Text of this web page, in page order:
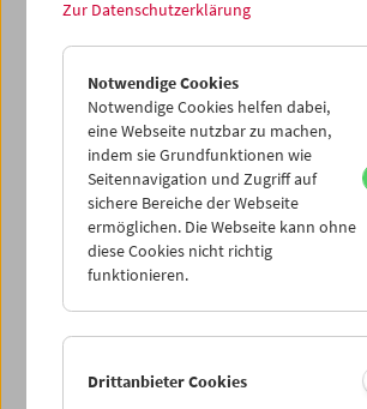
Mo 15.12.
Di 16.12.
Mi 17.12.
Do 18.12.
Sa 20.12.
Zur Datenschutzerklärung
Notwendige Cookies
Notwendige Cookies helfen dabei,
eine Webseite nutzbar zu machen,
indem sie Grundfunktionen wie
Seitennavigation und Zugriff auf
sichere Bereiche der Webseite
ermöglichen. Die Webseite kann ohne
diese Cookies nicht richtig
funktionieren.
Drittanbieter Cookies